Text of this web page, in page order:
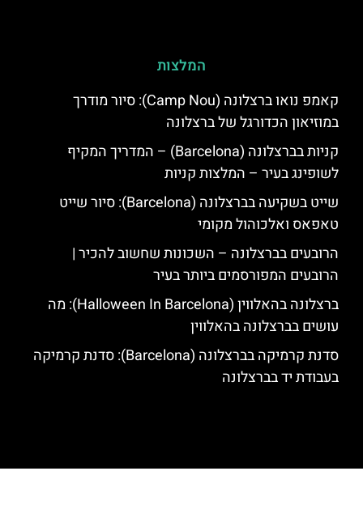
המלצות
קאמפ נואו ברצלונה (Camp Nou): סיור מודרך
במוזיאון הכדורגל של ברצלונה
קניות בברצלונה (Barcelona) – המדריך המקיף
לשופינג בעיר – המלצות קניות
שייט בשקיעה בברצלונה (Barcelona): סיור שייט
טאפאס ואלכוהול מקומי
הרובעים בברצלונה – השכונות שחשוב להכיר |
הרובעים המפורסמים ביותר בעיר
ברצלונה בהאלווין (Halloween In Barcelona): מה
עושים בברצלונה בהאלווין
סדנת קרמיקה בברצלונה (Barcelona): סדנת קרמיקה
בעבודת יד בברצלונה